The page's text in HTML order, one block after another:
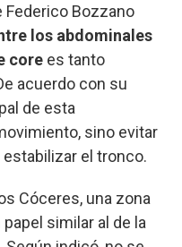
Federico Bozzano
los abdominales
core es tanto
acuerdo con su
de esta
sino evitar
el tronco.
Cóceres, una zona
similar al de la